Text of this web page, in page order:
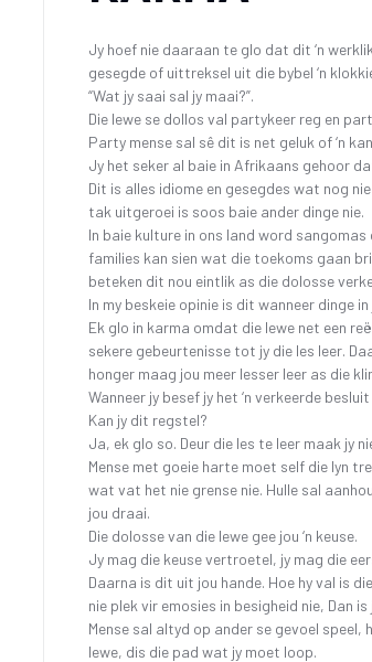
10
22
Jy hoef nie daaraan te glo dat dit ‘n
gesegde of uittreksel uit die bybel ‘n
“Wat jy saai sal jy maai?”.
Die lewe se dollos val partykeer reg en
Party mense sal sê dit is net geluk of ‘n
Jy het seker al baie in Afrikaans gehoor
Dit is alles idiome en gesegdes wat nog
tak uitgeroei is soos baie ander dinge nie.
In baie kulture in ons land word
families kan sien wat die toekoms gaan
beteken dit nou eintlik as die dolosse
In my beskeie opinie is dit wanneer dinge
Ek glo in karma omdat die lewe net een
sekere gebeurtenisse tot jy die les leer.
honger maag jou meer lesser leer as die
Wanneer jy besef jy het ‘n verkeerde
Kan jy dit regstel?
Ja, ek glo so. Deur die les te leer maak jy
Mense met goeie harte moet self die lyn
wat vat het nie grense nie. Hulle sal
jou draai.
Die dolosse van die lewe gee jou ‘n keuse.
Jy mag die keuse vertroetel, jy mag die
Daarna is dit uit jou hande. Hoe hy val is
nie plek vir emosies in besigheid nie, Dan
Mense sal altyd op ander se gevoel speel,
lewe, dis die pad wat jy moet loop.